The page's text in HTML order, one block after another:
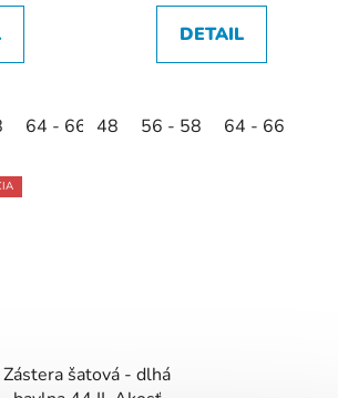
64 - 66 45
DETAIL
48 56 - 58 64 - 66
Zástera šatová - dlhá